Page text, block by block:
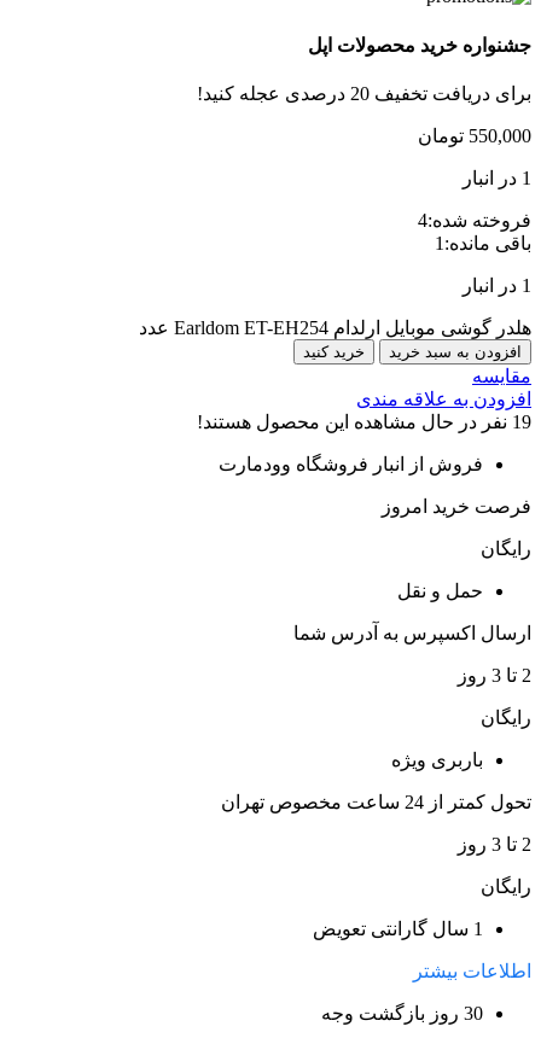
جشنواره خرید محصولات اپل
برای دریافت تخفیف 20 درصدی عجله کنید!
550,000 تومان
1 در انبار
فروخته شده:4
باقی مانده: 1
1 در انبار
هلدر گوشی موبایل ارلدام Earldom ET-EH254 عدد
افزودن به سبد خرید خرید کنید
مقایسه
افزودن به علاقه مندی
19 نفر در حال مشاهده این محصول هستند!
فروش از انبار فروشگاه وودمارت
فرصت خرید امروز
رایگان
حمل و نقل
ارسال اکسپرس به آدرس شما
2 تا 3 روز
رایگان
باربری ویژه
تحول کمتر از 24 ساعت مخصوص تهران
2 تا 3 روز
رایگان
1 سال گارانتی تعویض
اطلاعات بیشتر
30 روز بازگشت وجه